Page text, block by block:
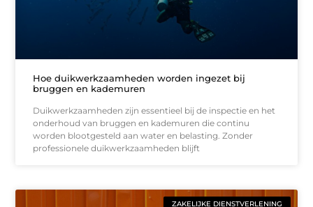
Hoe duikwerkzaamheden worden ingezet bij
bruggen en kademuren
Duikwerkzaamheden zijn essentieel bij de inspectie en het
onderhoud van bruggen en kademuren die continu
worden blootgesteld aan water en belasting. Zonder
professionele duikwerkzaamheden blijft
ZAKELIJKE DIENSTVERLENING